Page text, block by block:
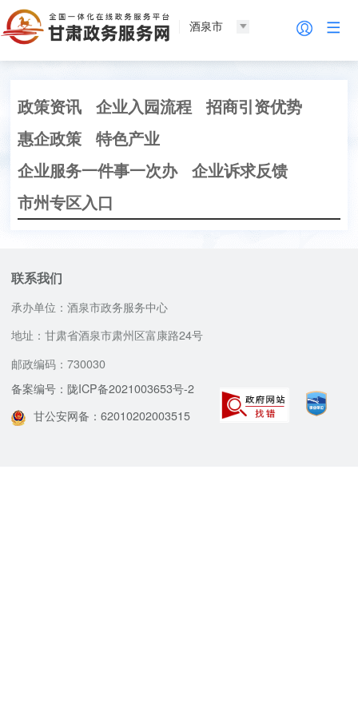
酒泉市
政策资讯 企业入园流程
招商引资优势
惠企政策
特色产业
企业服务一件事一次办
企业诉求反馈
市州专区入口
联系我们
承办单位：酒泉市政务服务中心
地址：甘肃省酒泉市肃州区富康路24号
邮政编码：730030
备案编号：陇ICP备2021003653号-2
甘公安网备：62010202003515